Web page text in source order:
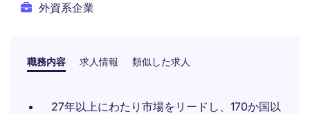
外資系企業
職務内容 求人情報 類似した求人
27年以上にわたり市場をリードし、170か国以